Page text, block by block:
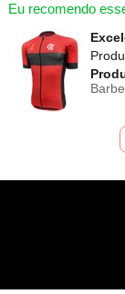
Eu recomendo